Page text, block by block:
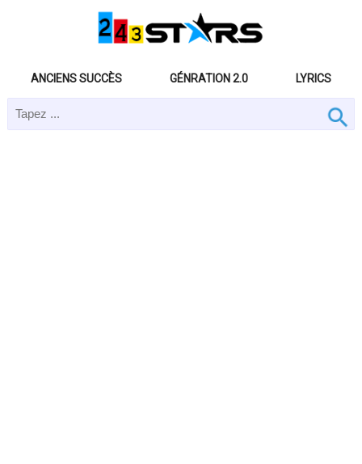
ANCIENS SUCCÈS GÉNRATION 2.0 LYRICS